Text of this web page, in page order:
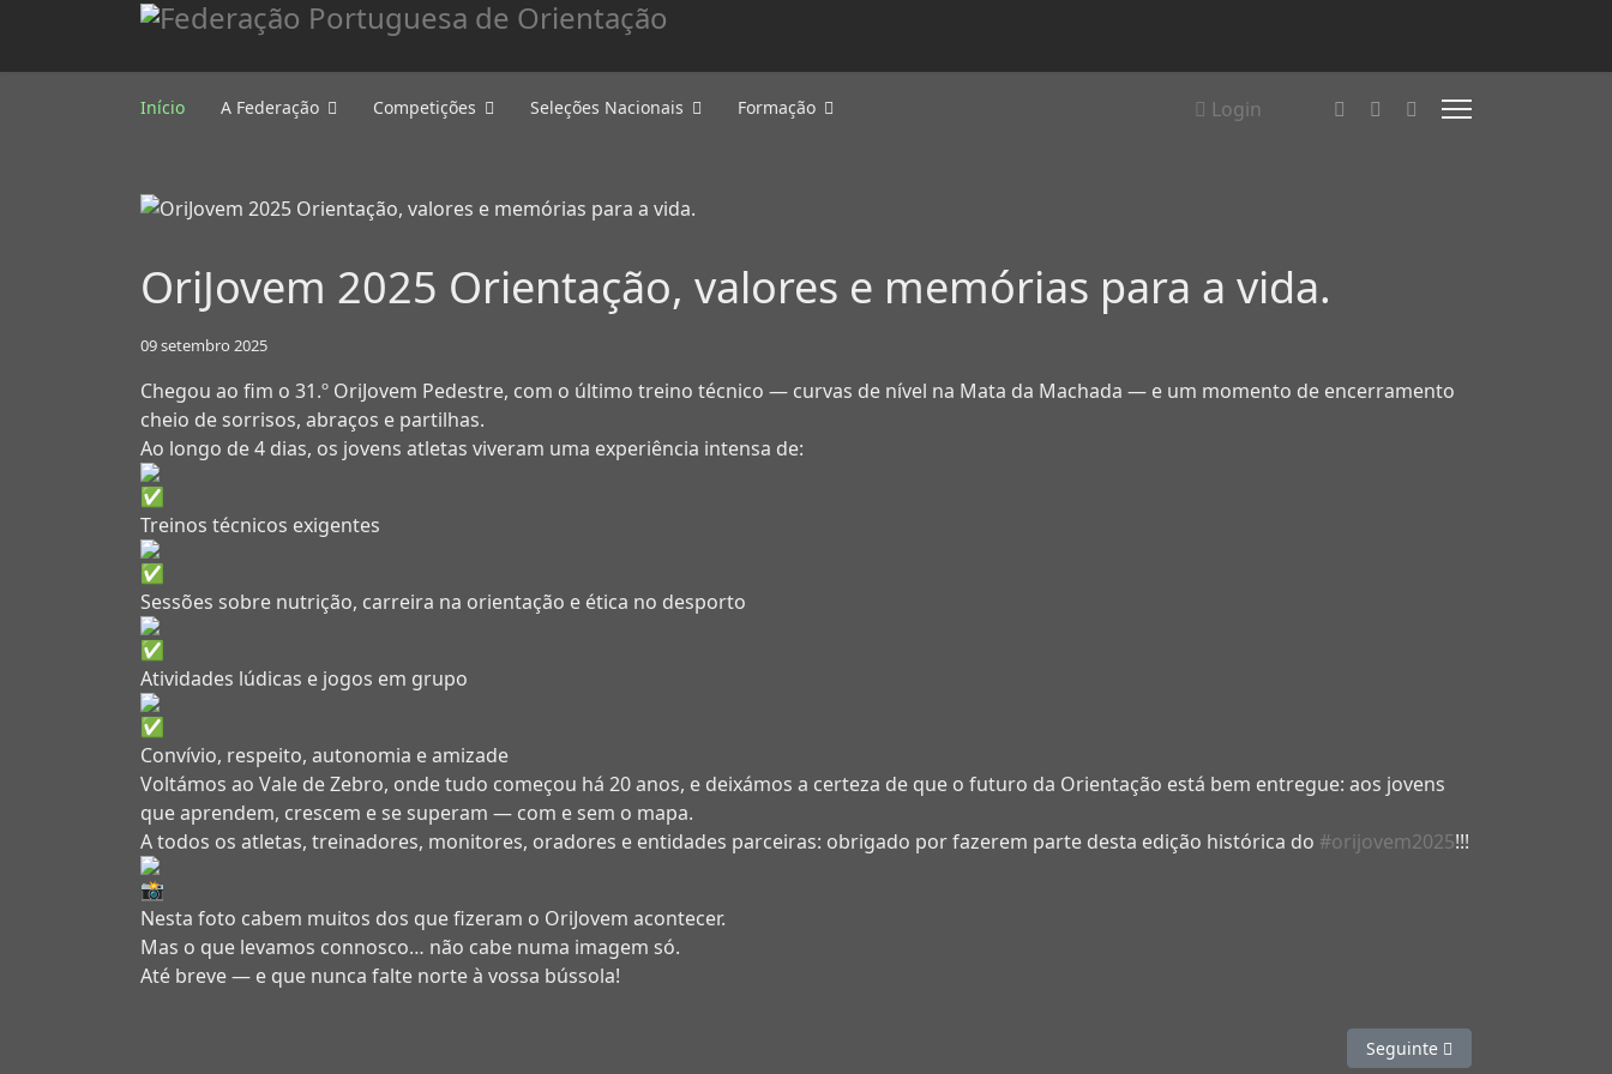
Início A Federação Competições Seleções Nacionais Formação Login
OriJovem 2025 Orientação, valores e memórias para a vida.
09 setembro 2025
Chegou ao fim o 31.º OriJovem Pedestre, com o último treino técnico — curvas de nível na Mata da Machada — e um momento de encerramento
cheio de sorrisos, abraços e partilhas.
Ao longo de 4 dias, os jovens atletas viveram uma experiência intensa de:
Treinos técnicos exigentes
Sessões sobre nutrição, carreira na orientação e ética no desporto
Atividades lúdicas e jogos em grupo
Convívio, respeito, autonomia e amizade
Voltámos ao Vale de Zebro, onde tudo começou há 20 anos, e deixámos a certeza de que o futuro da Orientação está bem entregue: aos jovens
que aprendem, crescem e se superam — com e sem o mapa.
A todos os atletas, treinadores, monitores, oradores e entidades parceiras: obrigado por fazerem parte desta edição histórica do #orijovem2025!!!
Nesta foto cabem muitos dos que fizeram o OriJovem acontecer.
Mas o que levamos connosco… não cabe numa imagem só.
Até breve — e que nunca falte norte à vossa bússola!
Artigo seguinte: Faz o certo…
Seguinte